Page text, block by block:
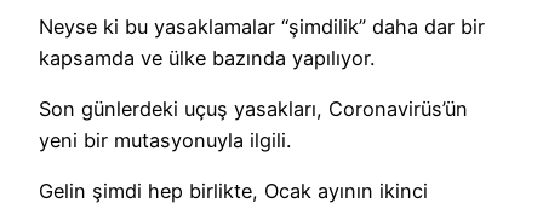
Neyse ki bu yasaklamalar “şimdilik” daha dar bir
kapsamda ve ülke bazında yapılıyor.
Son günlerdeki uçuş yasakları, Coronavirüs’ün
yeni bir mutasyonuyla ilgili.
Gelin şimdi hep birlikte, Ocak ayının ikinci